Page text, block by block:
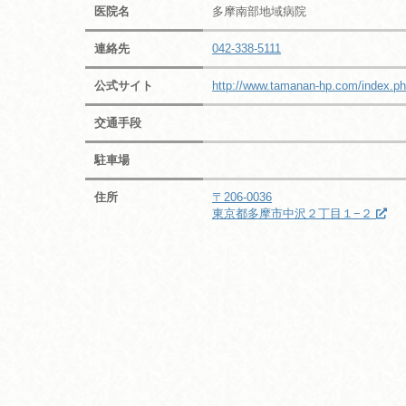
医院名 多摩南部地域病院
連絡先 042-338-5111
公式サイト http://www.tamanan-hp.com/
交通手段
駐車場
住所
〒206-0036
東京都多摩市中沢２丁目１−２